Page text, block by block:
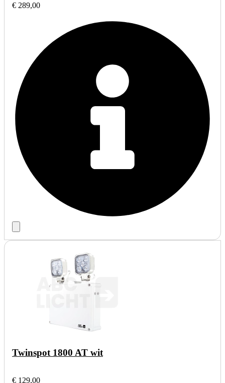
€ 289,00
Twinspot 1800 AT wit
€ 129,00